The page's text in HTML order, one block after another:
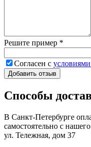
Решите пример *
Согласен с
Добавить отзыв
Способы
В Санкт-Петербурге
самостоятельно с
ул. Тележная, дом 37